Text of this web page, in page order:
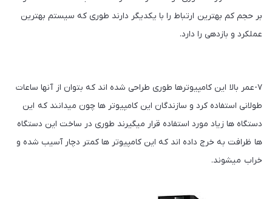
بر حجم کم بهترین ارتباط را با یکدیگر دارند طوری که سیستم بهترین
عملکرد و بازدهی را دارد.
۷-عمر بالا این کامپیوترها طوری طراحی شده اند که بتوان از آنها ساعات
طولانی استفاده کرد و سازندگان این کامپیوتر ها چون میدانند که این
دستگاه ها زیاد مورد استفاده قرار میگیرند طوری در ساخت این دستگاه
ها ظرافت به خرج داده اند که این کامپیوتر ها کمتر دچار آسیب شده و
خراب میشوند.